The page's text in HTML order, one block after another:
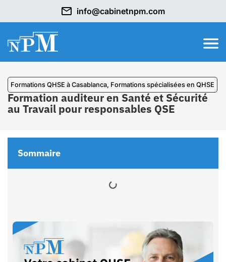
info@cabinetnpm.com
Formations QHSE à Casablanca, ⁠Formations spécialisées en QHSE
Formation auditeur en Santé et Sécurité
au Travail pour responsables QSE
Sommaire